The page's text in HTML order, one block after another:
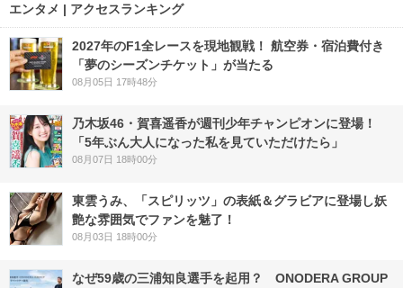
エンタメ | アクセスランキング
2027年のF1全レースを現地観戦！ 航空券・宿泊費付き
「夢のシーズンチケット」が当たる
08月05日 17時48分
乃木坂46・賀喜遥香が週刊少年チャンピオンに登場！
「5年ぶん大人になった私を見ていただけたら」
08月07日 18時00分
東雲うみ、「スピリッツ」の表紙＆グラビアに登場し妖
艶な雰囲気でファンを魅了！
08月03日 18時00分
なぜ59歳の三浦知良選手を起用？ ONODERA GROUP